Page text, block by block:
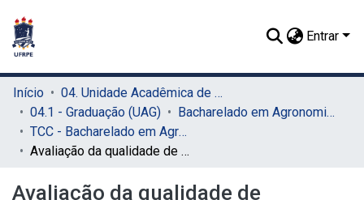
Entrar
Início
04. Unidade Acadêmica de Garanhuns (UAG)
04.1 - Graduação (UAG)
Bacharelado em Agronomia (UAG)
TCC - Bacharelado em Agronomia (UAG)
Avaliação da qualidade de sementes de soja produzidas no Oeste Baiano: Empresa Ciaseeds
Avaliação da qualidade de